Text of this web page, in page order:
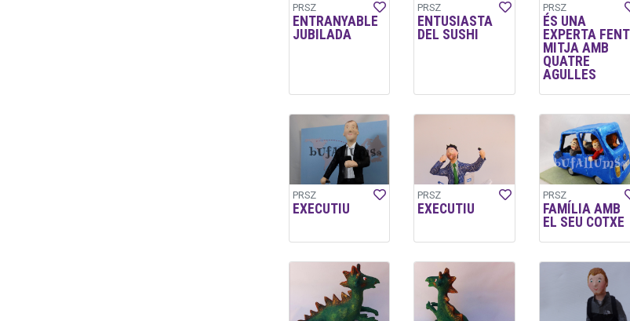
PRSZ
ENTRANYABLE
JUBILADA
PRSZ
ENTUSIASTA
DEL SUSHI
PRSZ
ÉS UNA
EXPERTA FENT
MITJA AMB
QUATRE
AGULLES
PRSZ
EXECUTIU
PRSZ
EXECUTIU
PRSZ
FAMÍLIA AMB
EL SEU COTXE